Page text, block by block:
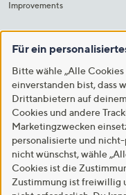
Improvements
Für ein
Bitte wähle „Alle
einverstanden bist, dass
Drittanbietern auf
Cookies und andere
Marketingzwecken
personalisierte und
nicht wünschst, wähle
Cookies ist die
Zustimmung ist freiwillig